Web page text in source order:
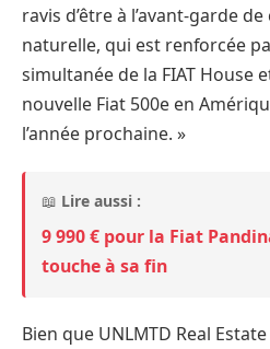
ravis d’être à l’avant-garde
naturelle, qui est renforcée
simultanée de la FIAT House
nouvelle Fiat 500e en
l’année prochaine. »
📖 Lire aussi :
9 990 € pour la Fiat
touche à sa fin
Bien que UNLMTD Real